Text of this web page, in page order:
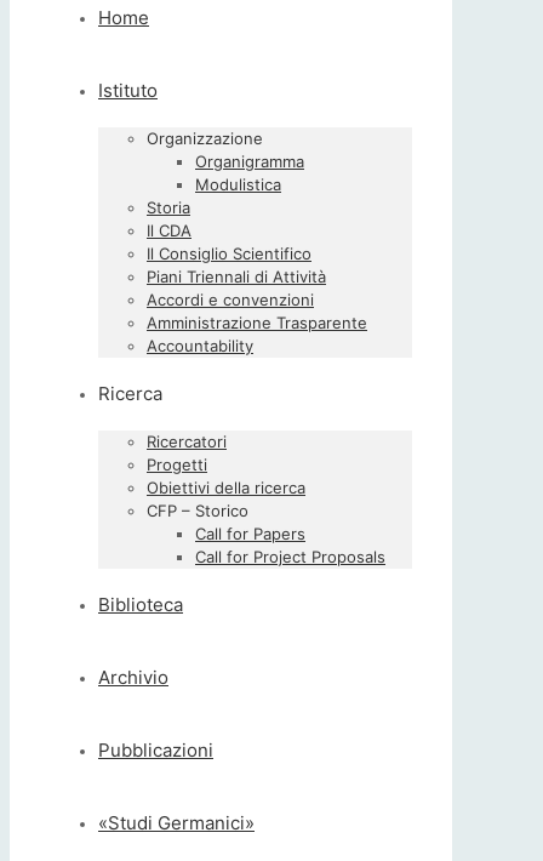
Home
Istituto
Organizzazione
Organigramma
Modulistica
Storia
Il CDA
Il Consiglio Scientifico
Piani Triennali di Attività
Accordi e convenzioni
Amministrazione Trasparente
Accountability
Ricerca
Ricercatori
Progetti
Obiettivi della ricerca
CFP – Storico
Call for Papers
Call for Project Proposals
Biblioteca
Archivio
Pubblicazioni
«Studi Germanici»